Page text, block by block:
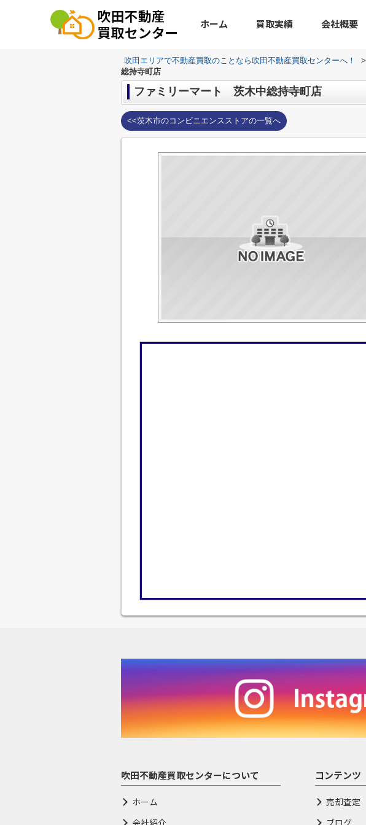
ホーム 買取実績 会社概要
吹田エリアで不動産買取のことなら吹田不動産買取センターへ！ >
総持寺町店
ファミリーマート 茨木中総持寺町店
<<茨木市のコンビニエンスストアの一覧へ
吹田不動産買取センターについて
ホーム
コンテンツ
売却査定